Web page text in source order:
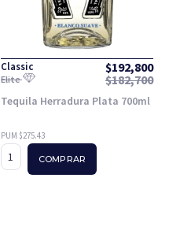
Classic $192,800
Elite $182,700
Tequila Herradura Plata 700ml
PUM $275.43
COMPRAR